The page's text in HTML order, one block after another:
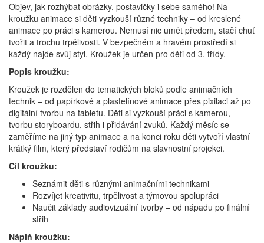
Objev, jak rozhýbat obrázky, postavičky i sebe samého! Na
kroužku animace si děti vyzkouší různé techniky – od kreslené
animace po práci s kamerou. Nemusí nic umět předem, stačí chuť
tvořit a trochu trpělivosti. V bezpečném a hravém prostředí si
každý najde svůj styl. Kroužek je určen pro děti od 3. třídy.
Popis kroužku:
Kroužek je rozdělen do tematických bloků podle animačních
technik – od papírkové a plastelínové animace přes pixilaci až po
digitální tvorbu na tabletu. Děti si vyzkouší práci s kamerou,
tvorbu storyboardu, střih i přidávání zvuků. Každý měsíc se
zaměříme na jiný typ animace a na konci roku děti vytvoří vlastní
krátký film, který představí rodičům na slavnostní projekci.
Cíl kroužku:
Seznámit děti s různými animačními technikami
Rozvíjet kreativitu, trpělivost a týmovou spolupráci
Naučit základy audiovizuální tvorby – od nápadu po finální
střih
Náplň kroužku: